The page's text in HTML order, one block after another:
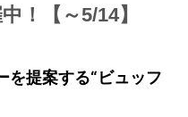
！【～5/14】
を提案する“ビュッフ